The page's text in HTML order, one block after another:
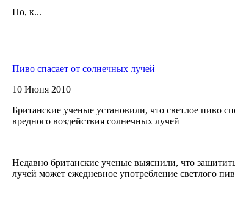
Но, к...
Пиво спасает от солнечных лучей
10 Июня 2010
Британские ученые установили, что светлое пиво
вредного воздействия солнечных лучей
Недавно британские ученые выяснили, что
лучей может ежедневное употребление светлого